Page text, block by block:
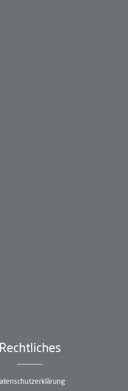
Rechtliches